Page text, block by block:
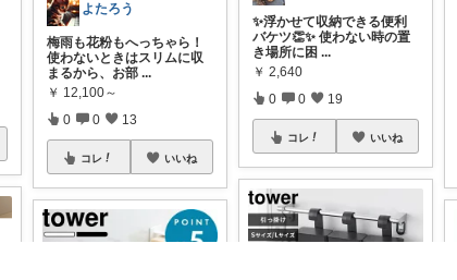
よたろう
梅雨も花粉もへっちゃら！
使わないときはスリムに収
まるから、お部 ...
￥ 12,100～
0 0 13
コレ いいね
✨浮かせて収納できる便利
バケツ👏✨ 使わない時の置
き場所に困 ...
￥ 2,640
0 0 19
コレ いいね